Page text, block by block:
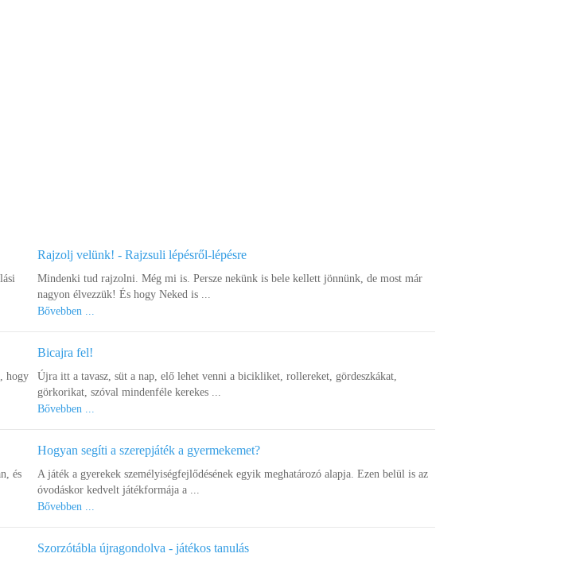
hogy
és
Rajzolj velünk! - Rajzsuli lépésről-lépésre
Mindenki tud rajzolni. Még mi is. Persze nekünk is bele kellett jönnünk, de most már
nagyon élvezzük! És hogy Neked is ...
Bővebben ...
Bicajra fel!
Újra itt a tavasz, süt a nap, elő lehet venni a bicikliket, rollereket, gördeszkákat,
görkorikat, szóval mindenféle kerekes ...
Bővebben ...
Hogyan segíti a szerepjáték a gyermekemet?
A játék a gyerekek személyiségfejlődésének egyik meghatározó alapja. Ezen belül is az
óvodáskor kedvelt játékformája a ...
Bővebben ...
Szorzótábla újragondolva - játékos tanulás